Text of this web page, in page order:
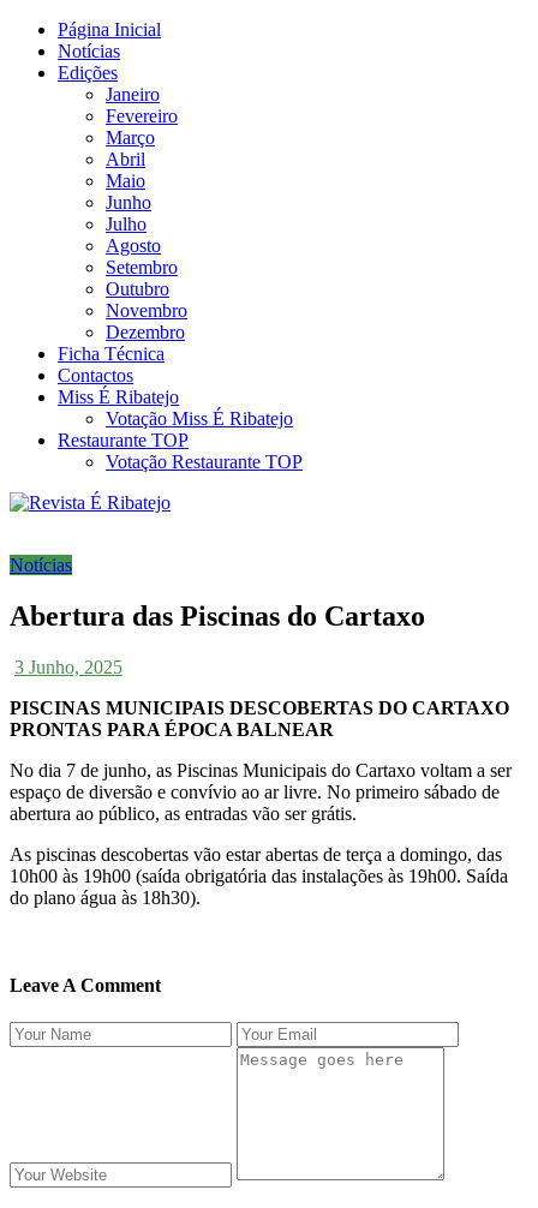
Skip
content
É Ribatejo – Revista Social
Online
Revista Social Online
Página Inicial
Notícias
Edições
Janeiro
Fevereiro
Março
Abril
Maio
Junho
Julho
Agosto
Setembro
Outubro
Novembro
Dezembro
Ficha Técnica
Contactos
Miss É Ribatejo
Votação Miss É Ribatejo
Restaurante TOP
Votação Restaurante TOP
Notícias
Abertura das Piscinas do Cartaxo
3 Junho, 2025
PISCINAS MUNICIPAIS DESCOBERTAS DO CARTAXO
PRONTAS PARA ÉPOCA BALNEAR
No dia 7 de junho, as Piscinas Municipais do Cartaxo voltam a ser
espaço de diversão e convívio ao ar livre. No primeiro sábado de
abertura ao público, as entradas vão ser grátis.
As piscinas descobertas vão estar abertas de terça a domingo, das
10h00 às 19h00 (saída obrigatória das instalações às 19h00. Saída
do plano água às 18h30).
Leave A Comment